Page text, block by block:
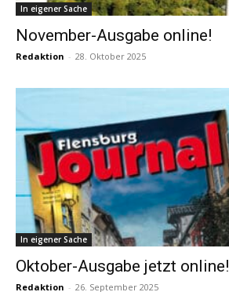
In eigener Sache
November-Ausgabe online!
Redaktion - 28. Oktober 2025
In eigener Sache
Oktober-Ausgabe jetzt online!
Redaktion - 26. September 2025